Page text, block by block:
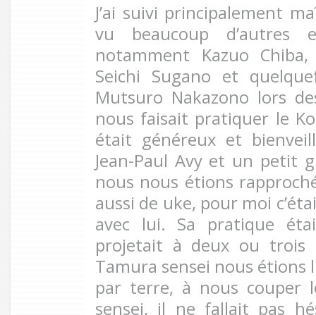
J’ai suivi principalement
vu beaucoup d’autres
notamment Kazuo
Seichi Sugano et
Mutsuro Nakazono lors
nous faisait pratiquer le
était généreux et
Jean-Paul Avy et un petit
nous nous étions
aussi de uke, pour moi
avec lui. Sa pratique
projetait à deux ou trois
Tamura sensei nous
par terre, à nous couper
sensei, il ne fallait pas